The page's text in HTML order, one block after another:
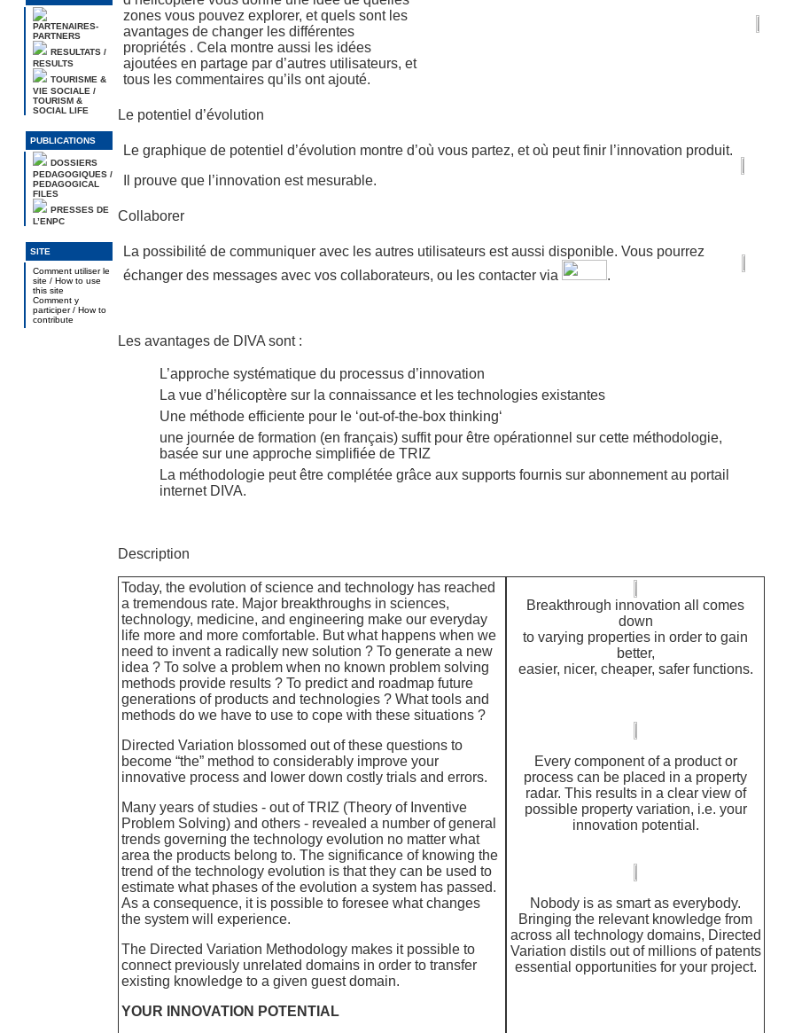
PARTENAIRES-
PARTNERS
RESULTATS /
RESULTS
TOURISME &
VIE SOCIALE /
TOURISM &
SOCIAL LIFE
PUBLICATIONS
DOSSIERS
PEDAGOGIQUES /
PEDAGOGICAL
FILES
PRESSES DE
L’ENPC
SITE
Comment utiliser le
site / How to use
this site
Comment y
participer / How to
contribute
zones vous pouvez explorer, et quels sont les
avantages de changer les différentes
propriétés . Cela montre aussi les idées
ajoutées en partage par d’autres utilisateurs, et
tous les commentaires qu’ils ont ajouté.
Le potentiel d’évolution
Le graphique de potentiel d’évolution montre d’où vous partez, et où peut finir l’innovation produit.
Il prouve que l’innovation est mesurable.
Collaborer
La possibilité de communiquer avec les autres utilisateurs est aussi disponible. Vous pourrez
échanger des messages avec vos collaborateurs, ou les contacter via
.
Les avantages de DIVA sont :
L’approche systématique du processus d’innovation
La vue d’hélicoptère sur la connaissance et les technologies existantes
Une méthode efficiente pour le ‘out-of-the-box thinking‘
une journée de formation (en français) suffit pour être opérationnel sur cette méthodologie,
basée sur une approche simplifiée de TRIZ
La méthodologie peut être complétée grâce aux supports fournis sur abonnement au portail
internet DIVA.
Description
Today, the evolution of science and technology has reached
a tremendous rate. Major breakthroughs in sciences,
technology, medicine, and engineering make our everyday
life more and more comfortable. But what happens when we
need to invent a radically new solution ? To generate a new
idea ? To solve a problem when no known problem solving
methods provide results ? To predict and roadmap future
generations of products and technologies ? What tools and
methods do we have to use to cope with these situations ?
Directed Variation blossomed out of these questions to
become “the” method to considerably improve your
innovative process and lower down costly trials and errors.
Many years of studies - out of TRIZ (Theory of Inventive
Problem Solving) and others - revealed a number of general
trends governing the technology evolution no matter what
area the products belong to. The significance of knowing the
trend of the technology evolution is that they can be used to
estimate what phases of the evolution a system has passed.
As a consequence, it is possible to foresee what changes
the system will experience.
The Directed Variation Methodology makes it possible to
connect previously unrelated domains in order to transfer
existing knowledge to a given guest domain.
YOUR INNOVATION POTENTIAL
Breakthrough innovation all comes
down
to varying properties in order to gain
better,
easier, nicer, cheaper, safer functions.
Every component of a product or
process can be placed in a property
radar. This results in a clear view of
possible property variation, i.e. your
innovation potential.
Nobody is as smart as everybody.
Bringing the relevant knowledge from
across all technology domains, Directed
Variation distils out of millions of patents
essential opportunities for your project.